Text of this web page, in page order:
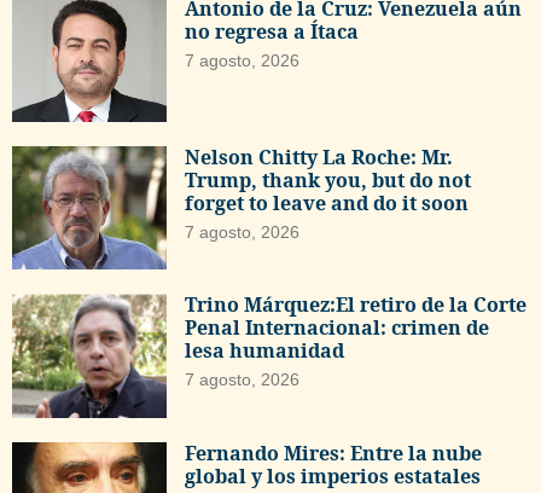
Antonio de la Cruz: Venezuela aún
no regresa a Ítaca
7 agosto, 2026
Nelson Chitty La Roche: Mr.
Trump, thank you, but do not
forget to leave and do it soon
7 agosto, 2026
Trino Márquez:El retiro de la Corte
Penal Internacional: crimen de
lesa humanidad
7 agosto, 2026
Fernando Mires: Entre la nube
global y los imperios estatales